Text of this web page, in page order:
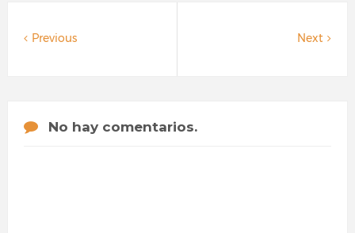
Next
Previous
No hay comentarios.